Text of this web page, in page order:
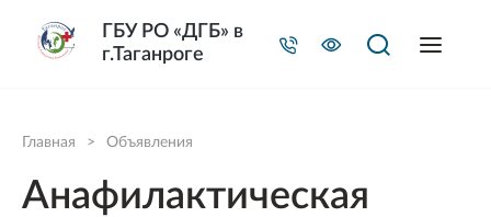
Главная > Объявления
Анафилактическая
ГБУ РО «ДГБ» в
г.Таганроге